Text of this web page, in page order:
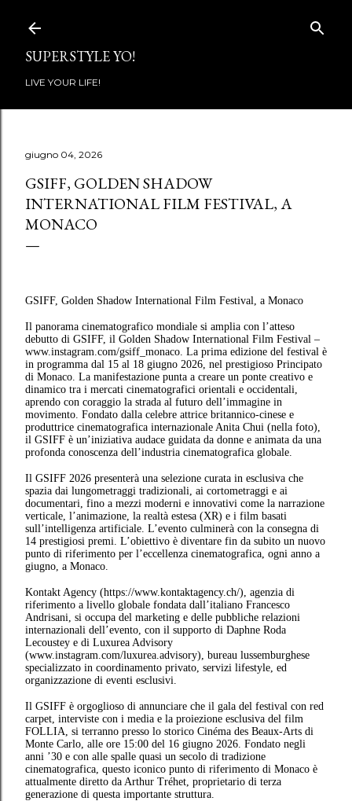
SUPERSTYLE YO!
LIVE YOUR LIFE!
giugno 04, 2026
GSIFF, GOLDEN SHADOW
INTERNATIONAL FILM FESTIVAL, A
MONACO
GSIFF, Golden Shadow International Film Festival, a Monaco
Il panorama cinematografico mondiale si amplia con l’atteso
debutto di GSIFF, il Golden Shadow International Film Festival –
www.instagram.com/gsiff_monaco. La prima edizione del festival è
in programma dal 15 al 18 giugno 2026, nel prestigioso Principato
di Monaco. La manifestazione punta a creare un ponte creativo e
dinamico tra i mercati cinematografici orientali e occidentali,
aprendo con coraggio la strada al futuro dell’immagine in
movimento. Fondato dalla celebre attrice britannico-cinese e
produttrice cinematografica internazionale Anita Chui (nella foto),
il GSIFF è un’iniziativa audace guidata da donne e animata da una
profonda conoscenza dell’industria cinematografica globale.
Il GSIFF 2026 presenterà una selezione curata in esclusiva che
spazia dai lungometraggi tradizionali, ai cortometraggi e ai
documentari, fino a mezzi moderni e innovativi come la narrazione
verticale, l’animazione, la realtà estesa (XR) e i film basati
sull’intelligenza artificiale. L’evento culminerà con la consegna di
14 prestigiosi premi. L’obiettivo è diventare fin da subito un nuovo
punto di riferimento per l’eccellenza cinematografica, ogni anno a
giugno, a Monaco.
Kontakt Agency (https://www.kontaktagency.ch/), agenzia di
riferimento a livello globale fondata dall’italiano Francesco
Andrisani, si occupa del marketing e delle pubbliche relazioni
internazionali dell’evento, con il supporto di Daphne Roda
Lecoustey e di Luxurea Advisory
(www.instagram.com/luxurea.advisory), bureau lussemburghese
specializzato in coordinamento privato, servizi lifestyle, ed
organizzazione di eventi esclusivi.
Il GSIFF è orgoglioso di annunciare che il gala del festival con red
carpet, interviste con i media e la proiezione esclusiva del film
FOLLIA, si terranno presso lo storico Cinéma des Beaux-Arts di
Monte Carlo, alle ore 15:00 del 16 giugno 2026. Fondato negli
anni ’30 e con alle spalle quasi un secolo di tradizione
cinematografica, questo iconico punto di riferimento di Monaco è
attualmente diretto da Arthur Tréhet, proprietario di terza
generazione di questa importante struttura.